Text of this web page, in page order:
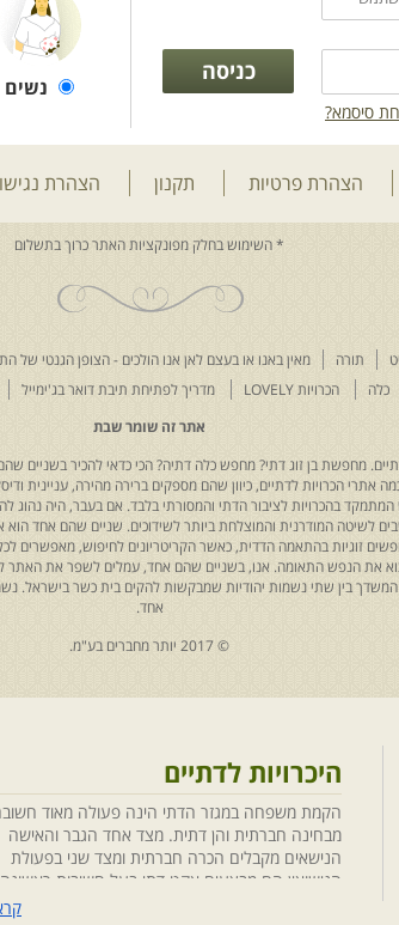
סיסמא?
נשים
הצהרת פרטיות תקנון הצהרת
תורה מאין באנו או בעצם לאן אנו הולכים - הצופן הגנטי של
כלה הכרויות LOVELY מדריך לפתיחת תיבת דואר בג'ימייל
אתר זה שומר שבת
מחפשת בן זוג דתי? מחפש כלה דתיה? הכי כדאי להכיר בשניים
הכרויות לדתיים, כיוון שהם מספקים ברירה מהירה, עניינית
המתמקד בהכרויות לציבור הדתי והמסורתי בלבד. אם בעבר, היה
לשיטה המודרנית והמוצלחת ביותר לשידוכים. שניים שהם אחד
זוגיות בהתאמה הדדית, כאשר הקריטריונים לחיפוש,
את הנפש התאומה. אנו, בשניים שהם אחד, עמלים לשפר את האתר
המשדך בין שתי נשמות יהודיות שמבקשות להקים בית כשר
אחד.
© 2017 יותר מחברים בע"מ.
היכרויות לדתיים
הקמת משפחה במגזר הדתי הינה פעולה מאוד
מבחינה חברתית והן דתית. מצד אחד הגבר והאישה
הנישאים מקבלים הכרה חברתית ומצד שני בפעולת
הנישואין הם מבצעים אקט דתי בעל חשיבות ראשונה
במעלה. חשוב לציין בהקשר זה שגם הגורמים